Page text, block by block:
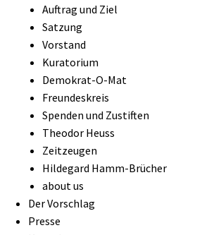
Auftrag und Ziel
Satzung
Vorstand
Kuratorium
Demokrat-O-Mat
Freundeskreis
Spenden und Zustiften
Theodor Heuss
Zeitzeugen
Hildegard Hamm-Brücher
about us
Der Vorschlag
Presse